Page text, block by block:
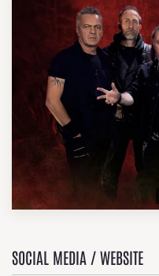
SOCIAL MEDIA / WEBSITE